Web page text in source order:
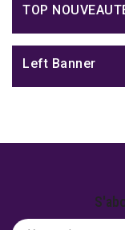
TOP
Left Banner